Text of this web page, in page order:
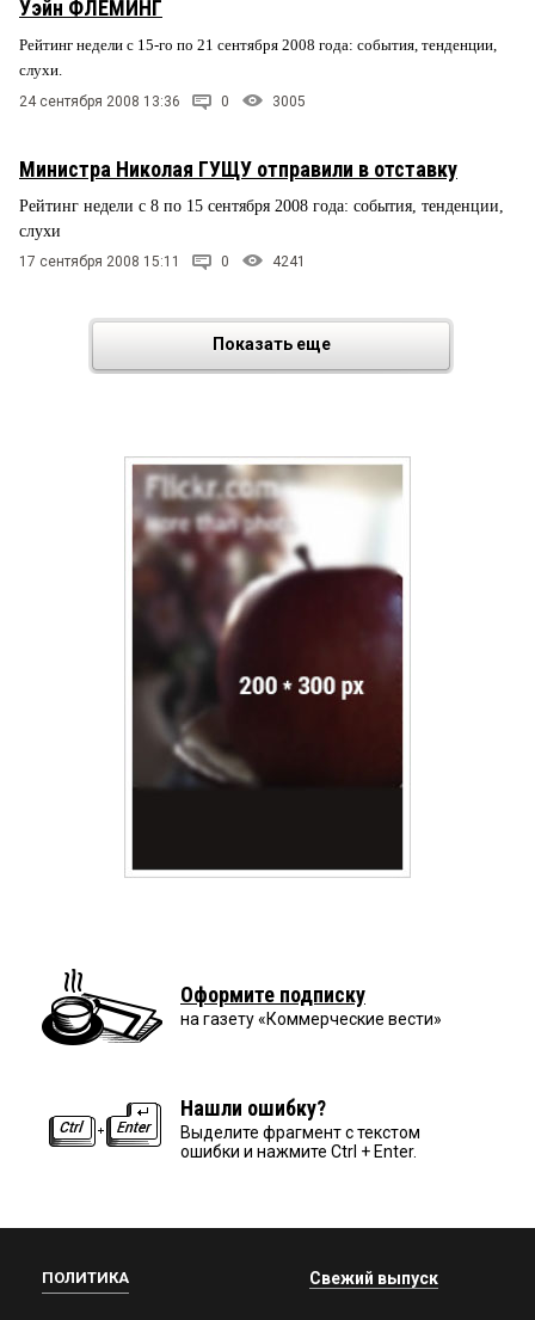
Уэйн ФЛЕМИНГ
Рейтинг недели с 15-го по 21 сентября 2008 года: события, тенденции,
слухи.
24 сентября 2008 13:36 0 3005
Министра Николая ГУЩУ отправили в отставку
Рейтинг недели с 8 по 15 сентября 2008 года: события, тенденции,
слухи
17 сентября 2008 15:11 0 4241
Показать еще
Оформите подписку
на газету «Коммерческие вести»
Нашли ошибку?
Выделите фрагмент с текстом
ошибки и нажмите Ctrl + Enter.
ПОЛИТИКА Свежий выпуск